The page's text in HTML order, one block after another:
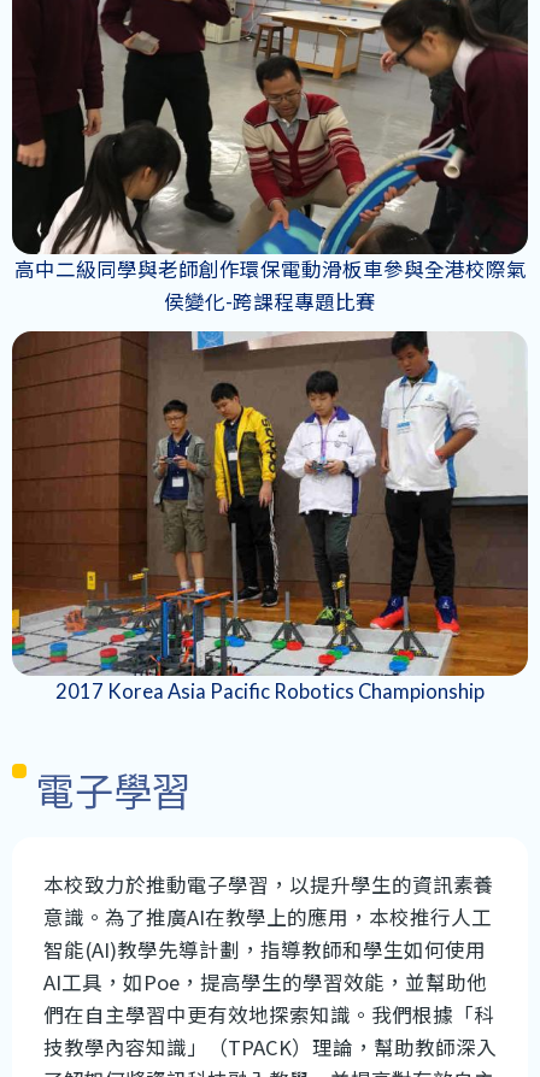
高中二級同學與老師創作環保電動滑板車參與全港校際氣
侯變化-跨課程專題比賽
2017 Korea Asia Pacific Robotics Championship
電子學習
本校致力於推動電子學習，以提升學生的資訊素養
意識。為了推廣AI在教學上的應用，本校推行人工
智能(AI)教學先導計劃，指導教師和學生如何使用
AI工具，如Poe，提高學生的學習效能，並幫助他
們在自主學習中更有效地探索知識。我們根據「科
技教學內容知識」（TPACK）理論，幫助教師深入